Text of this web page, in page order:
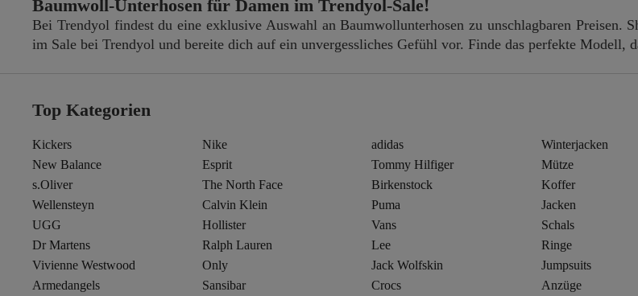
Baumwoll-Unterhosen für Damen im Trendyol-Sale!
Bei Trendyol findest du eine exklusive Auswahl an Baumwollunterhosen zu unschlagbaren Preisen.
im Sale bei Trendyol und bereite dich auf ein unvergessliches Gefühl vor. Finde das perfekte Modell,
Top Kategorien
Kickers Nike
adidas
New Balance
Esprit
Tommy Hilfiger
s.Oliver
The North Face
Birkenstock
Wellensteyn
Calvin Klein
Puma
UGG
Hollister
Vans
Dr Martens
Ralph Lauren
Lee
Vivienne Westwood
Only
Jack Wolfskin
Armedangels
Sansibar
Crocs
Winterjacken
Mütze
Koffer
Jacken
Schals
Ringe
Jumpsuits
Anzüge